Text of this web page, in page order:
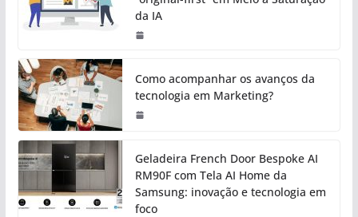
da IA
Como acompanhar os avanços da
tecnologia em Marketing?
Geladeira French Door Bespoke AI
RM90F com Tela AI Home da
Samsung: inovação e tecnologia em
foco